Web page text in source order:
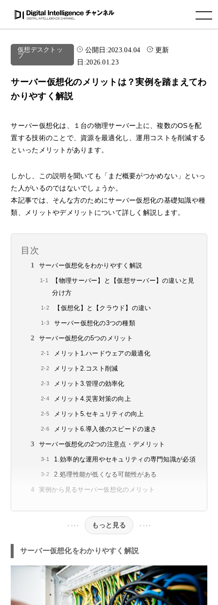
toggle navigation
仮想デスクトッ
プ
公開日:2023.04.04
更新
日:2026.01.23
サーバー仮想化のメリットは？実例を踏まえてわ
かりやすく解説
サーバー仮想化は、１台の物理サーバー上に、複数のOSを配
置する技術のことで、資源を最適化し、運用コストを削減する
といったメリットがあります。
しかし、この説明を聞いても「まだ概要がつかめない」といっ
た人がいるのではないでしょうか。
本記事では、そんな方のためにサーバー仮想化の基礎知識や種
類、メリットやデメリットについて詳しく解説します。
目次
サーバー仮想化をわかりやすく解説
【物理サーバー】と【仮想サーバー】の違いと見
分け方
【仮想化】と【クラウド】の違い
サーバー仮想化の3つの種類
サーバー仮想化の5つのメリット
メリット1.ハードウェアの最適化
メリット2.コスト削減
メリット3.管理の効率化
メリット4.災害対策の向上
メリット5.セキュリティの向上
メリット6.導入後のスピードの速さ
サーバー仮想化の2つの注意点・デメリット
1.効率的な運用やセキュリティの専門知識が必須
2.処理性能が低くなる可能性がある
実例から見るサーバー仮想化のメリット
もっと見る
サーバー仮想化をわかりやすく解説